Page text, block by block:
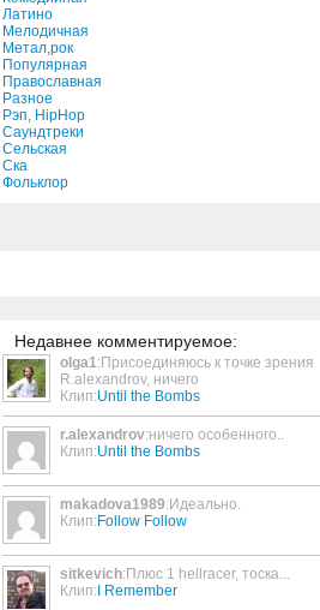
Something About This Girl
3:42
3:25
Livin' On Newton Hall
2:53
Латино
Мелодичная
Метал,рок
Популярная
Православная
Разное
Рэп, HipHop
Саундтреки
Сельская
Ска
Фольклор
Недавнее комментируемое:
olga1:Присоединяюсь к точке зрения
R.alexandrov, ничего
Клип:Until the Bombs
r.alexandrov:ничего особенного..
Клип:Until the Bombs
makadova1989:Идеально.
Клип: Follow Follow
sitkevich:Плюс 1 hellracer, тоска...
Клип: I Remember